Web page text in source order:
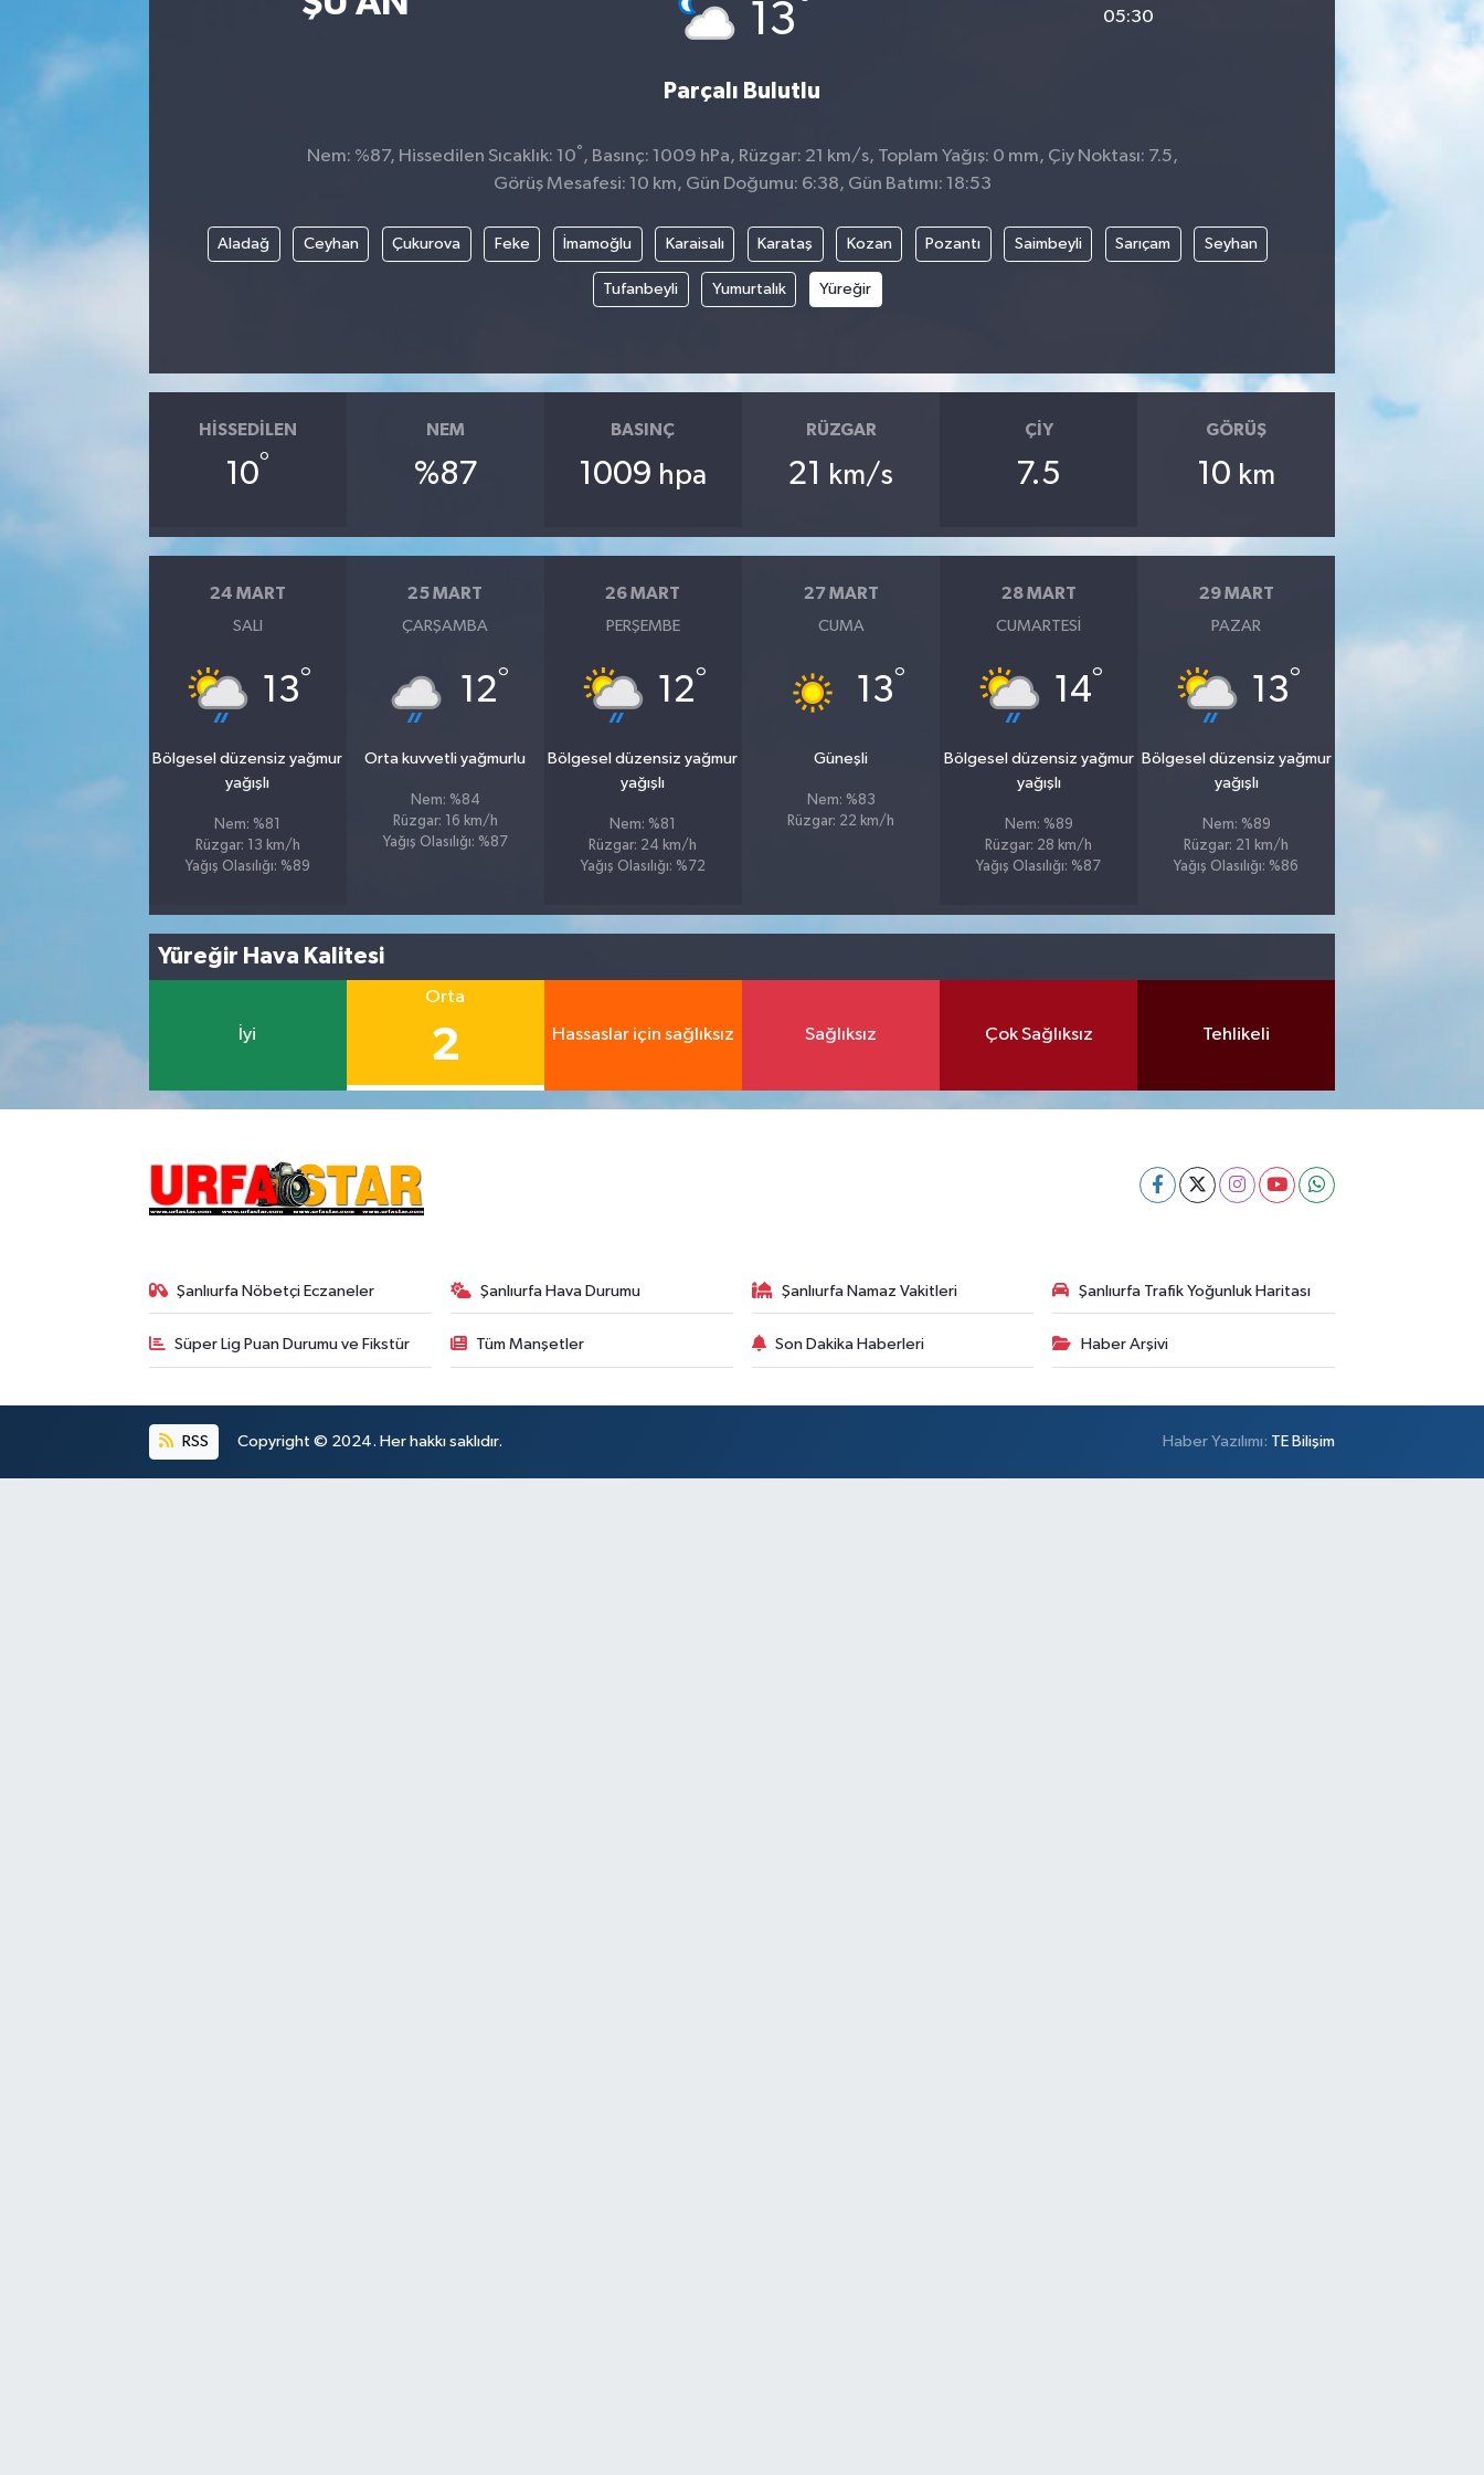
13
Parçalı Bulutlu
05:30
Nem: %87, Hissedilen Sıcaklık: 10° , Basınç: 1009 hPa, Rüzgar: 21 km/s, Toplam Yağış: 0 mm, Çiy Noktası: 7.5,
Görüş Mesafesi: 10 km, Gün Doğumu: 6:38, Gün Batımı: 18:53
Aladağ Ceyhan Çukurova Feke İmamoğlu Karaisalı Karataş Kozan Pozantı Saimbeyli Sarıçam Seyhan
Tufanbeyli Yumurtalık Yüreğir
HISSEDILEN
10°
NEM
%87
BASINÇ
1009 hpa
RÜZGAR
21 km/s
ÇIY
7.5
GÖRÜŞ
10 km
24 MART
SALI
13°
Bölgesel düzensiz yağmur
yağışlı
Nem: %81
Rüzgar: 13 km/h
Yağış Olasılığı: %89
25 MART
ÇARŞAMBA
12°
Orta kuvvetli yağmurlu
Nem: %84
Rüzgar: 16 km/h
Yağış Olasılığı: %87
26 MART
PERŞEMBE
12°
Bölgesel düzensiz yağmur
yağışlı
Nem: %81
Rüzgar: 24 km/h
Yağış Olasılığı: %72
27 MART
CUMA
13°
Güneşli
Nem: %83
Rüzgar: 22 km/h
28 MART
CUMARTESI
14°
Bölgesel düzensiz yağmur
yağışlı
Nem: %89
Rüzgar: 28 km/h
Yağış Olasılığı: %87
29 MART
PAZAR
13°
Bölgesel düzensiz yağmur
yağışlı
Nem: %89
Rüzgar: 21 km/h
Yağış Olasılığı: %86
Yüreğir Hava Kalitesi
İyi
Orta
2 Hassaslar için sağlıksız Sağlıksız Çok Sağlıksız Tehlikeli
Şanlıurfa Nöbetçi Eczaneler Şanlıurfa Hava Durumu Şanlıurfa Namaz Vakitleri Şanlıurfa Trafik Yoğunluk Haritası
Süper Lig Puan Durumu ve Fikstür Tüm Manşetler Son Dakika Haberleri Haber Arşivi
RSS Copyright © 2024. Her hakkı saklıdır. Haber Yazılımı: TE Bilişim